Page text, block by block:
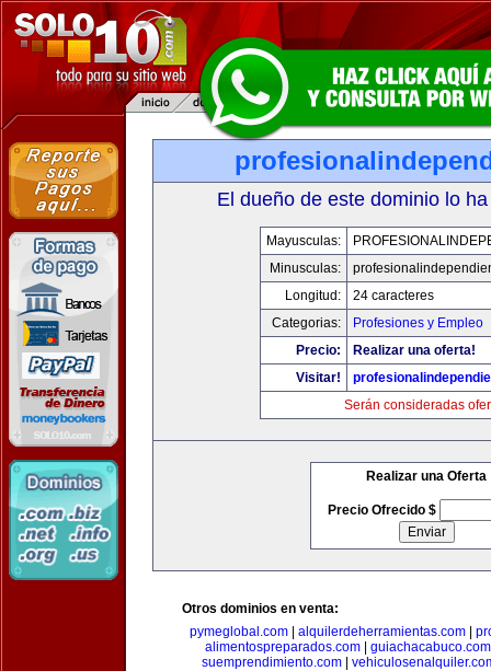
El dueño de este dominio lo
Mayusculas:
Minusculas:
Longitud:
24 caracteres
Categorias:
Profesiones y Empleo
Precio:
Realizar una oferta!
Visitar!
Serán consideradas
Realizar una Oferta
Precio Ofrecido $
Otros dominios en venta:
pymeglobal.com| alquilerdeherramientas.com|
alimentospreparados.com| guiachacabuco.com
suemprendimiento.com|